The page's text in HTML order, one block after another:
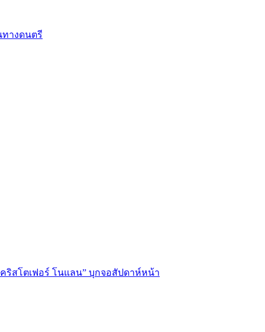
ทางดนตรี
างดนตรี